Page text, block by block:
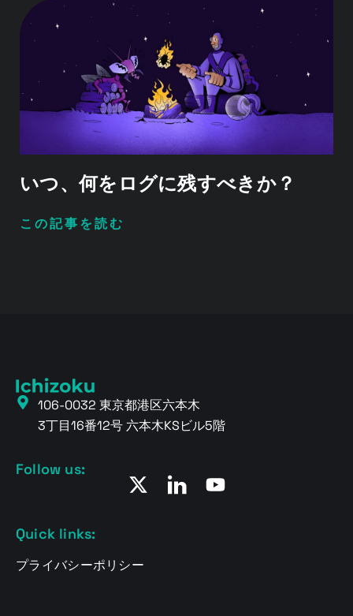
いつ、何をログに残すべきか？
この記事を読む
106-0032 東京都港区六本木
3丁目16番12号 六本木KSビル5階
Quick links:
プライバシーポリシー
Follow us: